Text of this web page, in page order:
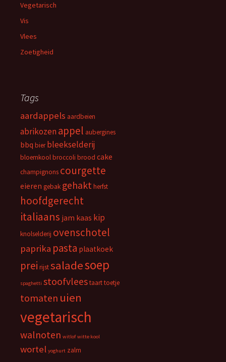
Vegetarisch
Vis
Vlees
Zoetigheid
Tags
aardappels aardbeien
abrikozenappel aubergines
bbq bier bleekselderij
bloemkoolbroccoli brood cake
champignons courgette
eieren gebak gehaktherfst
hoofdgerecht
italiaans jam kaas kip
knolselderij ovenschotel
paprika pasta plaatkoek
prei rijstsaladesoep
spaghetti stoofvleestaarttoetje
tomaten uien
vegetarisch
walnoten witlof witte kool
wortel yoghurt zalm